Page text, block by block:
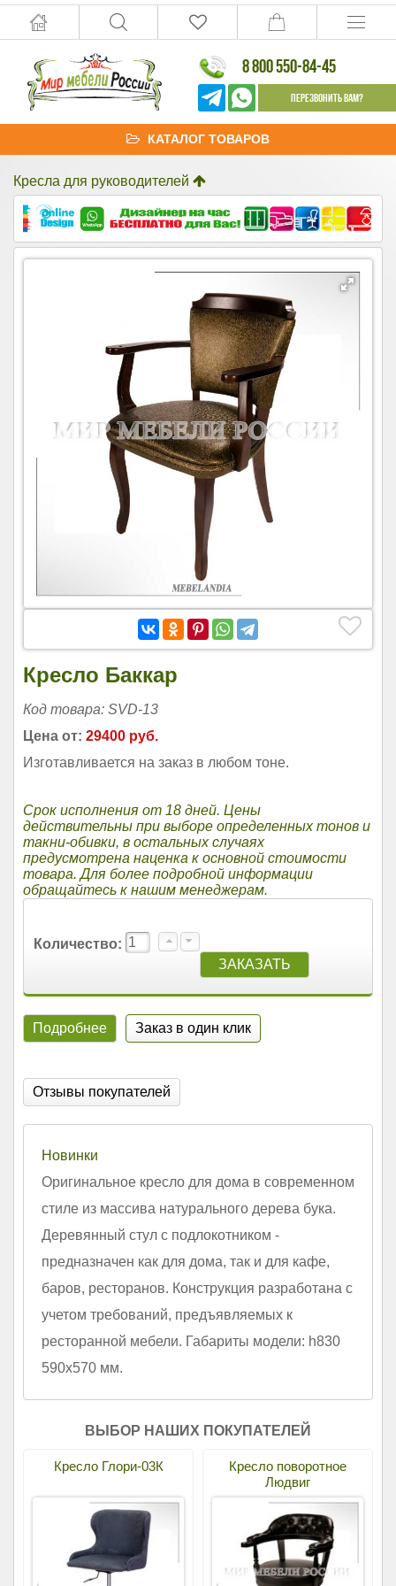
8 800 550-84-45
Перезвонить Вам?
КАТАЛОГ ТОВАРОВ
Кресла для руководителей
Кресло Баккар
Код товара: SVD-13
Цена от: 29400 руб.
Изготавливается на заказ в любом тоне.
Срок исполнения от 18 дней. Цены
действительны при выборе определенных тонов и
такни-обивки, в остальных случаях
предусмотрена наценка к основной стоимости
товара. Для более подробной информации
обращайтесь к нашим менеджерам.
Количество:
Подробнее Заказ в один клик
Отзывы покупателей
Новинки
Оригинальное кресло для дома в современном
стиле из массива натурального дерева бука.
Деревянный стул с подлокотником -
предназначен как для дома, так и для кафе,
баров, ресторанов. Конструкция разработана с
учетом требований, предъявляемых к
ресторанной мебели. Габариты модели: h830
590x570 мм.
ВЫБОР НАШИХ ПОКУПАТЕЛЕЙ
Кресло Глори-03К
Кресло поворотное
Людвиг